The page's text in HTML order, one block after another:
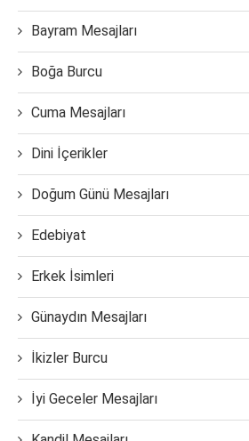
Bayram Mesajları
Boğa Burcu
Cuma Mesajları
Dini İçerikler
Doğum Günü Mesajları
Edebiyat
Erkek İsimleri
Günaydın Mesajları
İkizler Burcu
İyi Geceler Mesajları